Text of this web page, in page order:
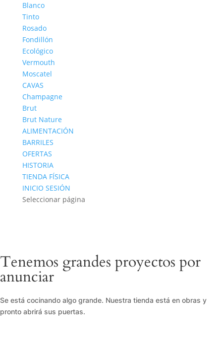
Blanco
Tinto
Rosado
Fondillón
Ecológico
Vermouth
Moscatel
CAVAS
Champagne
Brut
Brut Nature
ALIMENTACIÓN
BARRILES
OFERTAS
HISTORIA
TIENDA FÍSICA
INICIO SESIÓN
Seleccionar página
Tenemos grandes proyectos por
anunciar
Se está cocinando algo grande. Nuestra tienda está en obras y
pronto abrirá sus puertas.